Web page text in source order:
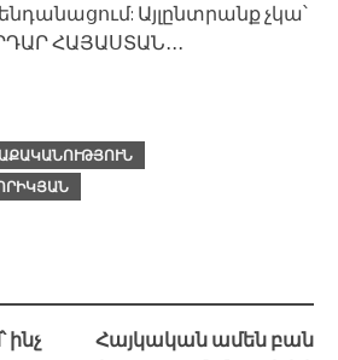
Այլընտրանք չկա՝
ՀԱՅԱՍՏԱՆ․․․
ինչ
Հայկական ամեն բան